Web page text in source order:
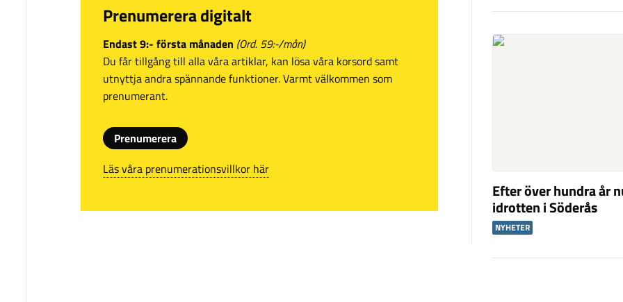
Prenumerera digitalt
Endast 9:- första månaden (Ord. 59:-/mån)
Du får tillgång till alla våra artiklar, kan lösa våra korsord samt
utnyttja andra spännande funktioner. Varmt välkommen som
prenumerant.
Prenumerera
Läs våra prenumerationsvillkor här
Efter över hundra år
idrotten i Söderås
NYHETER